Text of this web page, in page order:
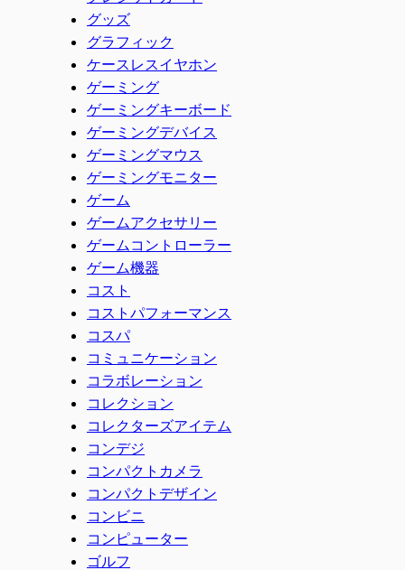
グッズ
グラフィック
ケースレスイヤホン
ゲーミング
ゲーミングキーボード
ゲーミングデバイス
ゲーミングマウス
ゲーミングモニター
ゲーム
ゲームアクセサリー
ゲームコントローラー
ゲーム機器
コスト
コストパフォーマンス
コスパ
コミュニケーション
コラボレーション
コレクション
コレクターズアイテム
コンデジ
コンパクトカメラ
コンパクトデザイン
コンビニ
コンピューター
ゴルフ